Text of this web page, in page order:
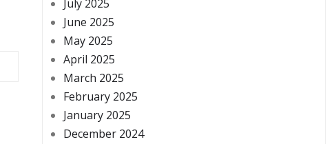
July 2025
June 2025
May 2025
April 2025
March 2025
February 2025
January 2025
December 2024